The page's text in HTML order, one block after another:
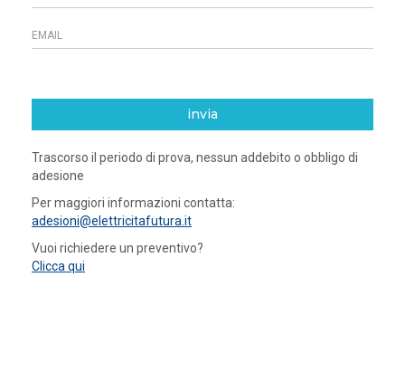
invia
Trascorso il periodo di prova, nessun addebito o obbligo di
adesione
Per maggiori informazioni contatta:
adesioni@elettricitafutura.it
Vuoi richiedere un preventivo?
Clicca qui